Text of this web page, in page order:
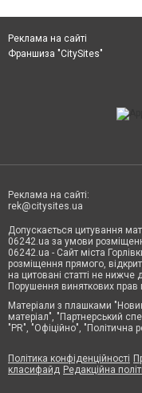
Реклама на сайті
Франшиза "CitySites"
Реклама на сайті:
rek@citysites.ua
Допускається цитування
06242.ua за умови
06242.ua - Сайт міста
розміщення прямого,
на цитовані статті не нижче
Порушення виняткових прав
Матеріали з плашками
матеріал", "Партнерський
"PR", "Офіційно", "Політична
Політика конфіденційності
класифайд Редакційна